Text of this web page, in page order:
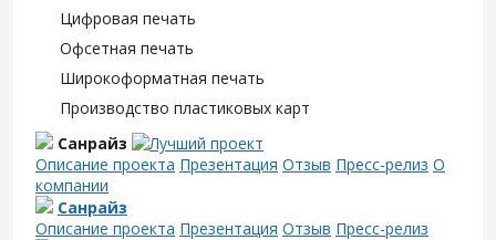
Цифровая печать
Офсетная печать
Широкоформатная печать
Производство пластиковых карт
Санрайз
Описание проекта Презентация Отзыв Пресс-релиз О
компании
Санрайз
Описание проекта Презентация Отзыв Пресс-релиз